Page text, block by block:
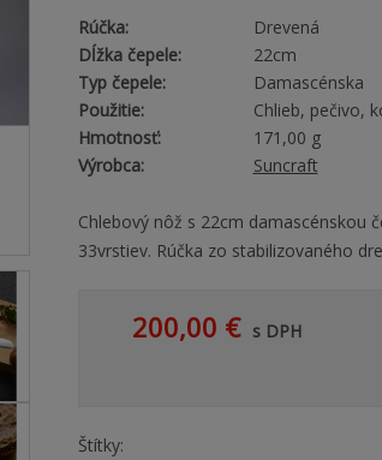
Rúčka:
Drevená
Dĺžka čepele:
22cm
Typ čepele:
Damascénska
Použitie:
Chlieb, pečivo,
Hmotnosť:
171,00 g
Výrobca:
Suncraft
Chlebový nôž s 22cm damascénskou
33vrstiev. Rúčka zo stabilizovaného
200,00 € s DPH
Štítky: